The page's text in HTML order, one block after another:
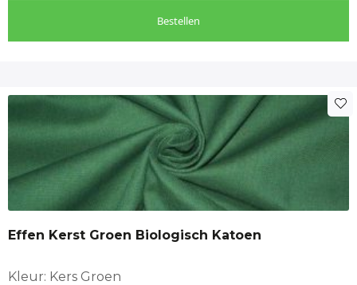
Bestellen
Effen Kerst Groen Biologisch Katoen
Kleur: Kers Groen